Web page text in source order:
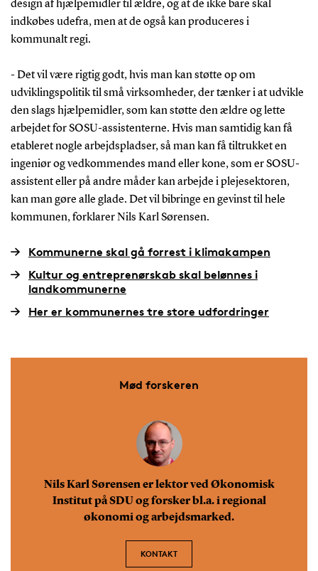
design af hjælpemidler til ældre, og at de ikke bare skal
indkøbes udefra, men at de også kan produceres i
kommunalt regi.
- Det vil være rigtig godt, hvis man kan støtte op om
udviklingspolitik til små virksomheder, der tænker i at udvikle
den slags hjælpemidler, som kan støtte den ældre og lette
arbejdet for SOSU-assistenterne. Hvis man samtidig kan få
etableret nogle arbejdspladser, så man kan få tiltrukket en
ingeniør og vedkommendes mand eller kone, som er SOSU-
assistent eller på andre måder kan arbejde i plejesektoren,
kan man gøre alle glade. Det vil bibringe en gevinst til hele
kommunen, forklarer Nils Karl Sørensen.
Kommunerne skal gå forrest i klimakampen
Kultur og entreprenørskab skal belønnes i
landkommunerne
Her er kommunernes tre store udfordringer
Mød forskeren
Nils Karl Sørensen er lektor ved Økonomisk
Institut på SDU og forsker bl.a. i regional
økonomi og arbejdsmarked.
KONTAKT